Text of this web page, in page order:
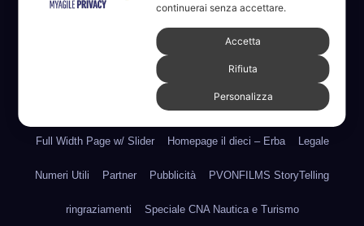
Sviluppato con orgoglio da WordPress|Tema: News Way di
Themeansar
Amministrative 2022 sdc Categorie Chi Siamo
Erba 2022
Full Width Page w/ Slider Homepage il dieci – Erba Legale
Numeri Utili Partner Pubblicità PVONFILMS StoryTelling
ringraziamenti Speciale CNA Nautica e Turismo
continuerai senza accettare.
Accetta
Rifiuta
Personalizza